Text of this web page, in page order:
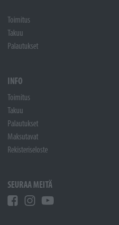
Toimitus
Takuu
Palautukset
INFO
Toimitus
Takuu
Palautukset
Maksutavat
Rekisteriseloste
SEURAA MEITÄ